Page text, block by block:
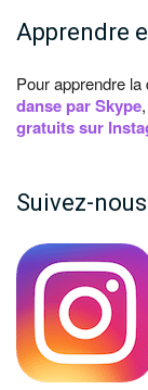
Apprendre
Pour apprendre
danse par Skype
gratuits sur
Suivez-